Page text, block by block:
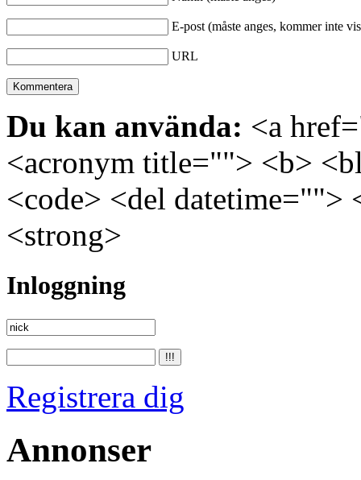
E-post (måste anges, kommer inte
URL
Du kan använda: <a
<acronym title=""> <b>
<code> <del
<strong>
Inloggning
Registrera dig
Annonser